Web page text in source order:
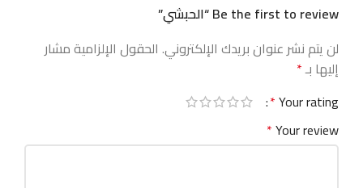
Be the first to review “الحبشي”
لن يتم نشر عنوان بريدك الإلكتروني. الحقول الإلزامية مشار
إليها بـ*
Your rating
*
Your review
*